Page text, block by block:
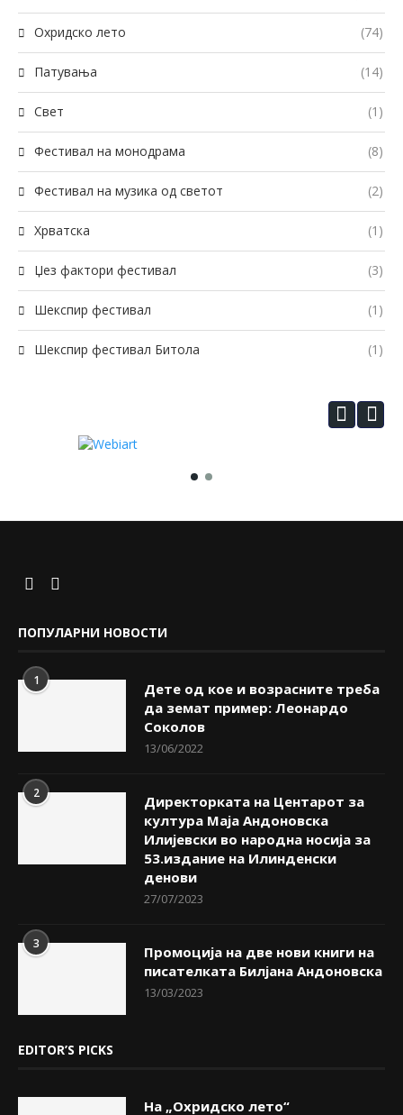
Охридско лето (74)
Патувања (14)
Свет (1)
Фестивал на монодрама (8)
Фестивал на музика од светот (2)
Хрватска (1)
Џез фактори фестивал (3)
Шекспир фестивал (1)
Шекспир фестивал Битола (1)
ПОПУЛАРНИ НОВОСТИ
1
Дете од кое и возрасните треба
да земат пример: Леонардо
Соколов
13/06/2022
2
Директорката на Центарот за
култура Маја Андоновска
Илијевски во народна носија за
53.издание на Илинденски
денови
27/07/2023
3
Промоција на две нови книги на
писателката Билјана Андоновска
13/03/2023
EDITOR’S PICKS
На „Охридско лето“